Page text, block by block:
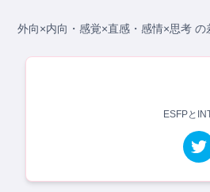
外向×内向・感覚×直感・感情×思考 の
ESFPと